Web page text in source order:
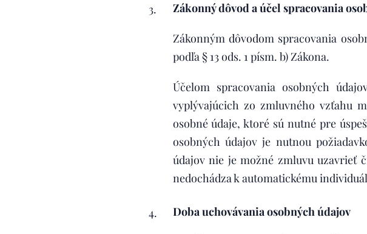
Zákonný dôvod a účel spracovania
Zákonným dôvodom spracovania
podľa § 13 ods. 1 písm. b) Zákona.
Účelom spracovania osobných
vyplývajúcich zo zmluvného vzťahu
osobné údaje, ktoré sú nutné pre
osobných údajov je nutnou
údajov nie je možné zmluvu uzavrieť
nedochádza k automatickému
Doba uchovávania osobných údajov